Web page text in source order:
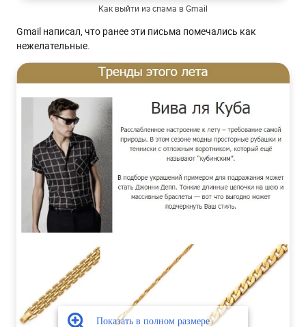
Как выйти из спама в Gmail
Gmail написал, что ранее эти письма помечались как
нежелательные.